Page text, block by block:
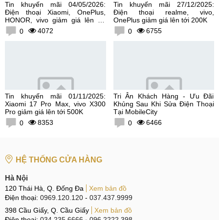
Tin khuyến mãi 04/05/2026:
Điện thoại Xiaomi, OnePlus,
HONOR, vivo giảm giá lên tới
300K0 4072
Tin khuyến mãi 27/12/2025:
Điện thoại realme, vivo,
OnePlus giảm giá lên tới 200K
0
6755
Tin khuyến mãi 01/11/2025:
Xiaomi 17 Pro Max, vivo X300
Pro giảm giá lên tới 500K
0
8353
Tri Ân Khách Hàng - Ưu Đãi
Khủng Sau Khi Sửa Điện Thoại
Tại MobileCity
0
6466
HỆ THỐNG CỬA HÀNG
Hà Nội
120 Thái Hà, Q. Đống Đa
Xem bản đồ
Điện thoại: 0969.120.120 - 037.437.9999
398 Cầu Giấy, Q. Cầu Giấy
Xem bản đồ